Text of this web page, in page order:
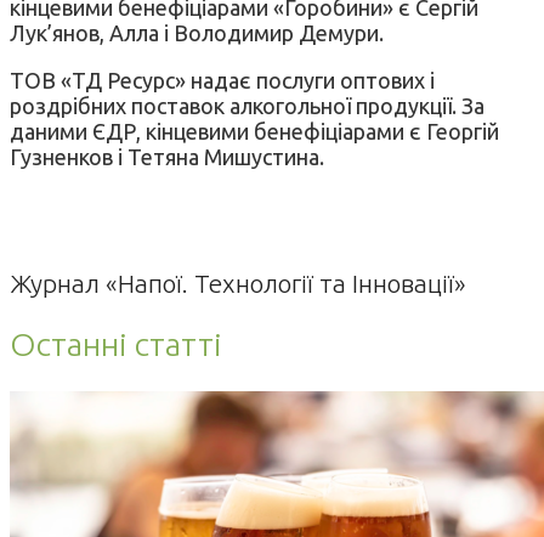
кінцевими бенефіціарами «Горобини» є Сергій
Лук’янов, Алла і Володимир Демури.
ТОВ «ТД Ресурс» надає послуги оптових і
роздрібних поставок алкогольної продукції. За
даними ЄДР, кінцевими бенефіціарами є Георгій
Гузненков і Тетяна Мишустина.
Журнал «Напої. Технології та Інновації»
Останні статті